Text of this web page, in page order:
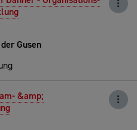
Gusen
&amp;